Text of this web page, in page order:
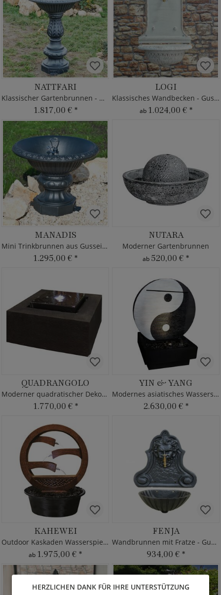
NATTFARI
Klassischer Gartenbrunnen - Gusseisen
1.817,00 € *
LOGI
Klassisches Wandbecken - Gusseisen
ab 1.024,00 € *
MANADIS
Mini Trinkbrunnen aus Gusseisen
1.295,00 € *
NUTARA
Moderner Gartenbrunnen
ab 520,00 € *
QUADRANGOLO
Moderner quadratischer Dekobrunnen Wasserspiel
1.770,00 € *
YIN & YANG
Modernes asiatisches Wasserspiel für drinnen & draußen
2.630,00 € *
KAHEWEI
Outdoor Kaskaden Wasserspiel aus Fi-Beton mit Pumpe
ab 1.975,00 € *
FENJA
Wandbrunnen mit Fratze - Gusseisen
934,00 € *
HERZLICHEN DANK FÜR IHRE UNTERSTÜTZUNG